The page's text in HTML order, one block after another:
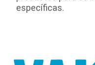
específicas.